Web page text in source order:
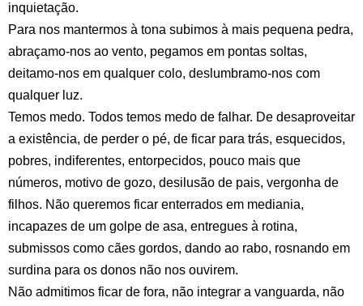
inquietação.
Para nos mantermos à tona subimos à mais pequena pedra,
abraçamo-nos ao vento, pegamos em pontas soltas,
deitamo-nos em qualquer colo, deslumbramo-nos com
qualquer luz.
Temos medo. Todos temos medo de falhar. De desaproveitar
a existência, de perder o pé, de ficar para trás, esquecidos,
pobres, indiferentes, entorpecidos, pouco mais que
números, motivo de gozo, desilusão de pais, vergonha de
filhos. Não queremos ficar enterrados em mediania,
incapazes de um golpe de asa, entregues à rotina,
submissos como cães gordos, dando ao rabo, rosnando em
surdina para os donos não nos ouvirem.
Não admitimos ficar de fora, não integrar a vanguarda, não